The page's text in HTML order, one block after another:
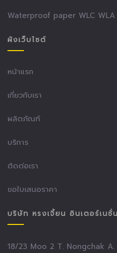
Waterproof paper WLC WLA
ผังเว็บไซต์
หน้าแรก
เกี่ยวกับเรา
ผลิตภัณฑ์
บริการ
ติดต่อเรา
ขอใบเสนอราคา
บริษัท หรงเจี้ยน อินเตอร์เนชั่
18/23 Moo 2 T. Nongchak